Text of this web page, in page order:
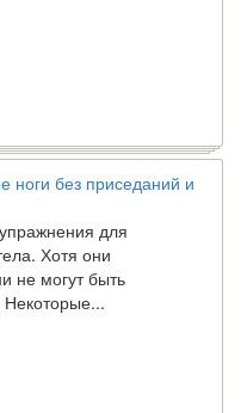
ноги без приседаний и
для
Хотя они
могут быть
Некоторые...